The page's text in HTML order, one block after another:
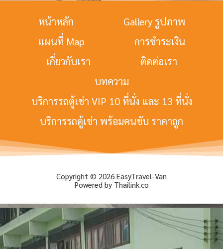
หน้าหลัก
Gallery รูปภาพ
แผนที่ Map
การชำระเงิน
เกี่ยวกับเรา
ติดต่อเรา
บทความ
บริการรถตู้เช่า VIP 10 ที่นั่ง และ 13 ที่นั่ง
บริการรถตู้เช่า พร้อมคนขับ ราคาถูก
Copyright © 2026 EasyTravel-Van
Powered by Thailink.co